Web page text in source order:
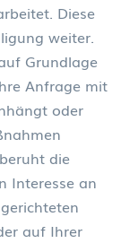
Diese
weiter.
Grundlage
Anfrage mit
oder
die
Interesse an
auf Ihrer